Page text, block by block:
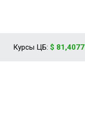
Курсы ЦБ: $ 81,4077